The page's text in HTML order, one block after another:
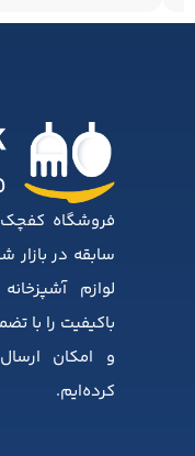
سابقه در
لوازم
باکیفیت را با
و امکان
کرده‌ایم.